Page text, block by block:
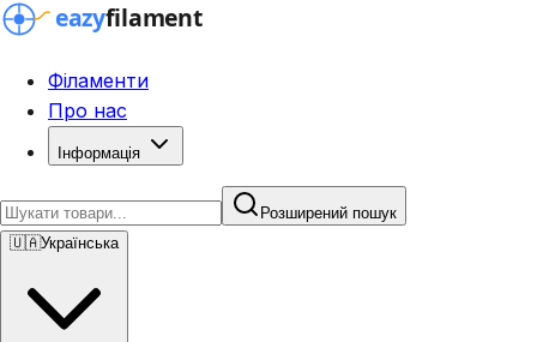
Філаменти
Про нас
Інформація
Розширений пошук
🇺🇦Українська